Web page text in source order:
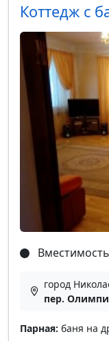
Коттедж с
город
пер.
Парная: баня на